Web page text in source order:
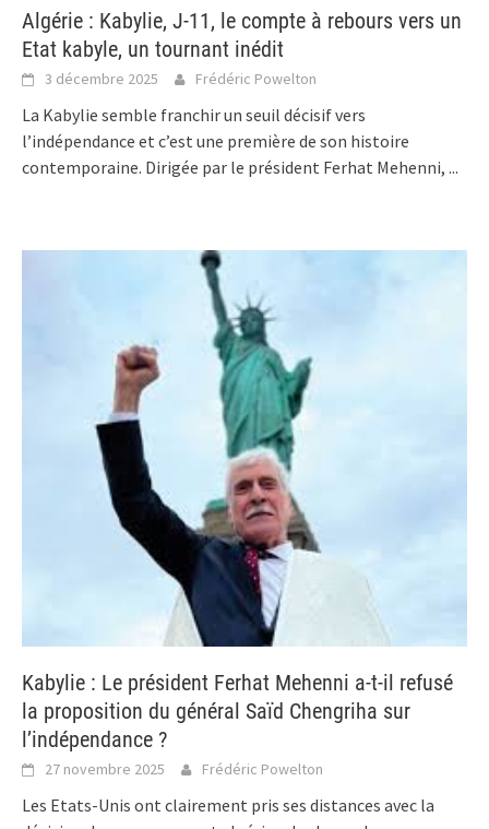
Algérie : Kabylie, J-11, le compte à rebours vers un
Etat kabyle, un tournant inédit
3 décembre 2025 Frédéric Powelton
La Kabylie semble franchir un seuil décisif vers
l’indépendance et c’est une première de son histoire
contemporaine. Dirigée par le président Ferhat Mehenni, ...
Kabylie : Le président Ferhat Mehenni a-t-il refusé
la proposition du général Saïd Chengriha sur
l’indépendance ?
27 novembre 2025 Frédéric Powelton
Les Etats-Unis ont clairement pris ses distances avec la